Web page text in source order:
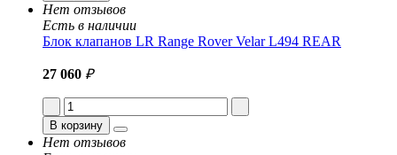
Нет отзывов
Есть в наличии
Блок клапанов LR Range Rover Velar L494 REAR
27 060 ₽
В корзину
Нет отзывов